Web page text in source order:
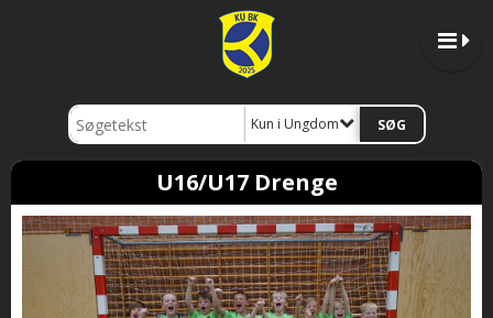
Kun i Ungdom
U16/U17 Drenge